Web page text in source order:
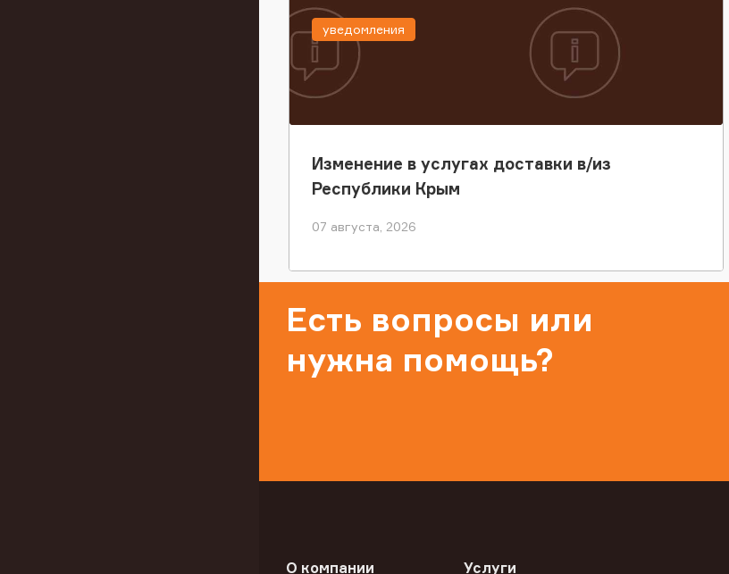
Изменение в услугах доставки в/из
Республики Крым
07 августа, 2026
уведомления
Есть вопросы или
нужна помощь?
О компании Услуги